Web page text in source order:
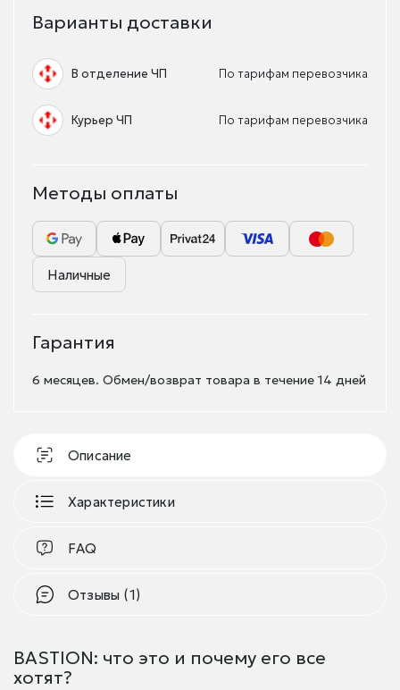
Варианты доставки
В отделение ЧП По тарифам перевозчика
Курьер ЧП По тарифам перевозчика
Методы оплаты
Наличные
Гарантия
6 месяцев. Обмен/возврат товара в течение 14 дней
Описание
Характеристики
FAQ
Отзывы (1)
BASTION: что это и почему его все
хотят?